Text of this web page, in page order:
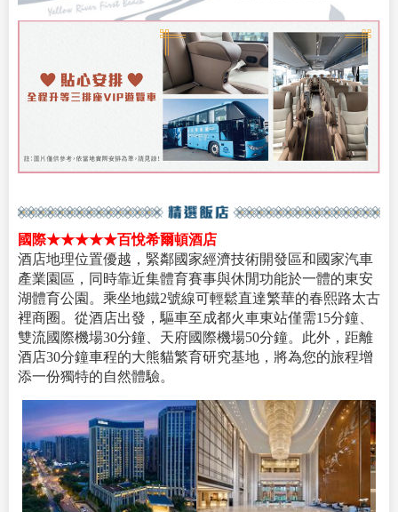
國際★★★★★百悅希爾頓酒店
酒店地理位置優越，緊鄰國家經濟技術開發區和國家汽車
產業園區，同時靠近集體育賽事與休閒功能於一體的東安
湖體育公園。乘坐地鐵2號線可輕鬆直達繁華的春熙路太古
裡商圈。從酒店出發，驅車至成都火車東站僅需15分鐘、
雙流國際機場30分鐘、天府國際機場50分鐘。此外，距離
酒店30分鐘車程的大熊貓繁育研究基地，將為您的旅程增
添一份獨特的自然體驗。